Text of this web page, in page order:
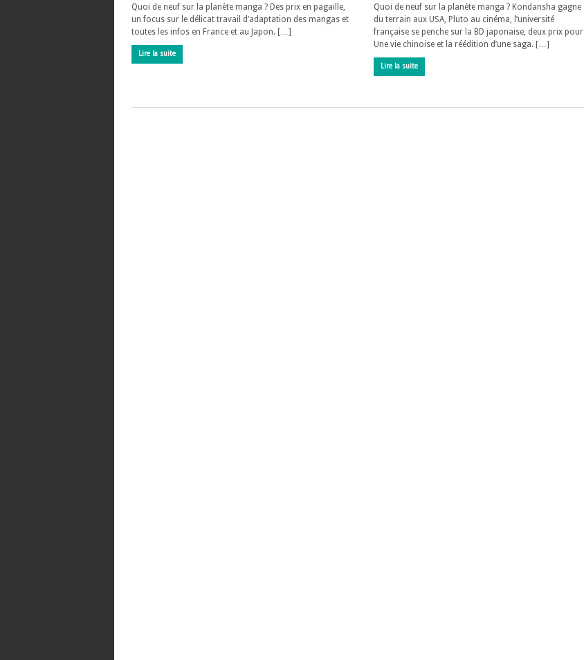
Quoi de neuf sur la planète manga ? Des prix en pagaille,
un focus sur le délicat travail d’adaptation des mangas et
toutes les infos en France et au Japon. […]
Lire la suite
Quoi de neuf sur la planète manga ? Kondansha gagne
du terrain aux USA, Pluto au cinéma, l’université
française se penche sur la BD japonaise, deux prix pour
Une vie chinoise et la réédition d’une saga. […]
Lire la suite